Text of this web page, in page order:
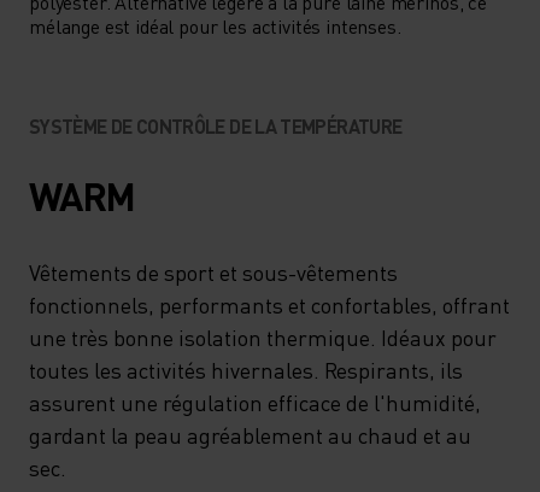
mélange est idéal pour les activités intenses.
SYSTÈME DE CONTRÔLE DE LA TEMPÉRATURE
WARM
Vêtements de sport et sous-vêtements
fonctionnels, performants et confortables, offrant
une très bonne isolation thermique. Idéaux pour
toutes les activités hivernales. Respirants, ils
assurent une régulation efficace de l'humidité,
gardant la peau agréablement au chaud et au
sec.